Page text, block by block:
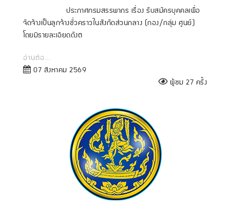
ประกาศกรมสรรพากร เรื่อง รับสมัครบุคคลเพื่อ
จัดจ้างเป็นลูกจ้างชั่วคราวในสังกัดส่วนกลาง (กอง/กลุ่ม ศูนย์)
โดยมีรายละเอียดดังต
อ่านต่อ...
07 สิงหาคม 2569
ผู้ชม 27 ครั้ง